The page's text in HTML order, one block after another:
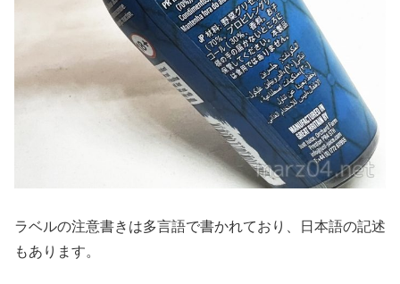
ラベルの注意書きは多言語で書かれており、日本語の記述
もあります。